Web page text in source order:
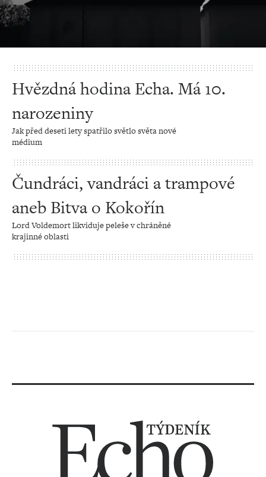
Hvězdná hodina Echa. Má 10.
narozeniny
Jak před deseti lety spatřilo světlo světa nové
médium
Čundráci, vandráci a trampové
aneb Bitva o Kokořín
Lord Voldemort likviduje peleše v chráněné
krajinné oblasti